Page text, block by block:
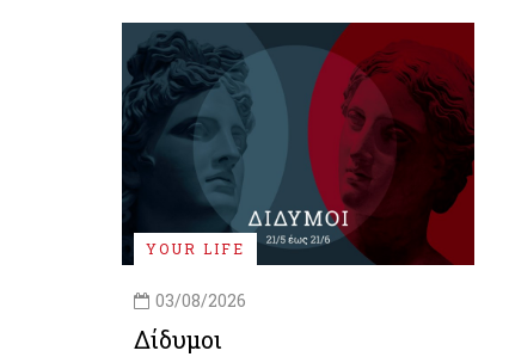
YOUR LIFE
03/08/2026
Δίδυμοι